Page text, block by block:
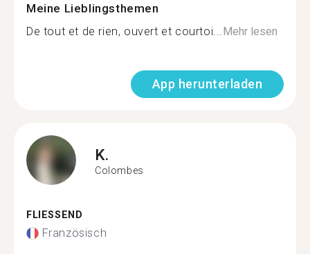
Meine Lieblingsthemen
De tout et de rien, ouvert et courtoi... Mehr lesen
App herunterladen
K.
Colombes
FLIESSEND
Französisch